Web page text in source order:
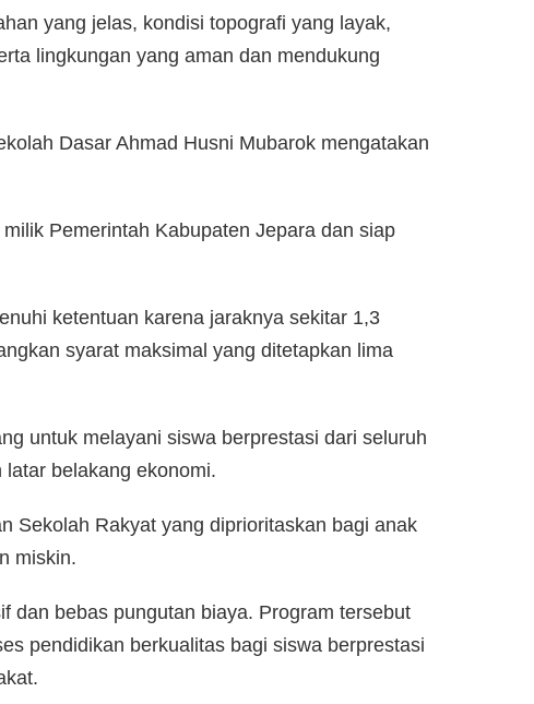
yang jelas, kondisi topografi yang layak,
lingkungan yang aman dan mendukung
Dasar Ahmad Husni Mubarok mengatakan
Pemerintah Kabupaten Jepara dan siap
ketentuan karena jaraknya sekitar 1,3
syarat maksimal yang ditetapkan lima
untuk melayani siswa berprestasi dari seluruh
belakang ekonomi.
Sekolah Rakyat yang diprioritaskan bagi anak
miskin.
dan bebas pungutan biaya. Program tersebut
pendidikan berkualitas bagi siswa berprestasi